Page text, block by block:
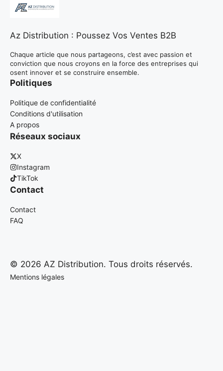
Az Distribution : Poussez Vos Ventes B2B
Chaque article que nous partageons, c’est avec passion et
conviction que nous croyons en la force des entreprises qui
osent innover et se construire ensemble.
Politiques
Politique de confidentialité
Conditions d'utilisation
A propos
Réseaux sociaux
X
Instagram
TikTok
Contact
Contact
FAQ
© 2026 AZ Distribution. Tous droits réservés.
Mentions légales